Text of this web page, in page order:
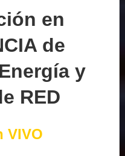
en
de
y
RED
VIVO